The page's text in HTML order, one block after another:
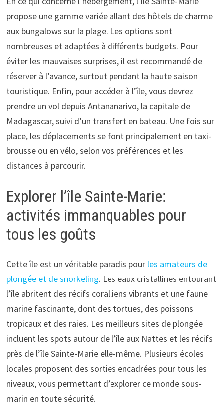
propose une gamme variée allant des hôtels de charme
aux bungalows sur la plage. Les options sont
nombreuses et adaptées à différents budgets. Pour
éviter les mauvaises surprises, il est recommandé de
réserver à l’avance, surtout pendant la haute saison
touristique. Enfin, pour accéder à l’île, vous devrez
prendre un vol depuis Antananarivo, la capitale de
Madagascar, suivi d’un transfert en bateau. Une fois sur
place, les déplacements se font principalement en taxi-
brousse ou en vélo, selon vos préférences et les
distances à parcourir.
Explorer l’île Sainte-Marie:
activités immanquables pour
tous les goûts
Cette île est un véritable paradis pour les amateurs de
plongée et de snorkeling. Les eaux cristallines entourant
l’île abritent des récifs coralliens vibrants et une faune
marine fascinante, dont des tortues, des poissons
tropicaux et des raies. Les meilleurs sites de plongée
incluent les spots autour de l’île aux Nattes et les récifs
près de l’île Sainte-Marie elle-même. Plusieurs écoles
locales proposent des sorties encadrées pour tous les
niveaux, vous permettant d’explorer ce monde sous-
marin en toute sécurité.